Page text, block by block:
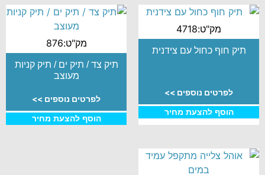
מק"ט:4718
תיק חוף כחול עם צידנית
לפרטים נוספים >>
הוסף להצעת מחיר
מק"ט:876
תיק צד / תיק ים / תיק קניות
מעוצב
לפרטים נוספים >>
הוסף להצעת מחיר